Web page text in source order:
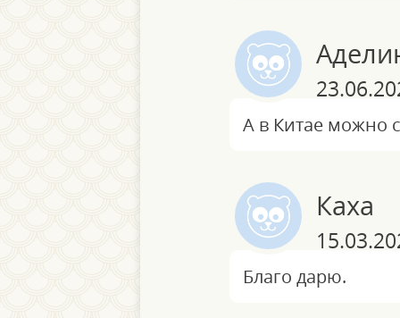
А в Китае можно
Каха
Благо дарю.